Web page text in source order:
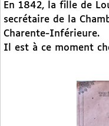
En 1842, la fille de
secrétaire de la
Charente-Inférieure.
Il est à ce moment